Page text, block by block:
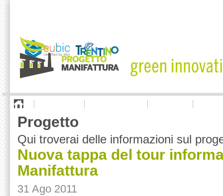
Progetto
Qui troverai delle informazioni sul
Nuova tappa del tour
Manifattura
31 Ago 2011